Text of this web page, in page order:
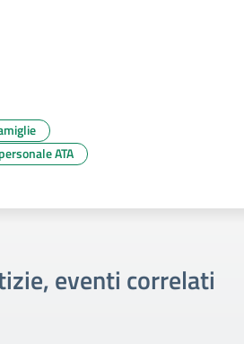
ATA
eventi correlati